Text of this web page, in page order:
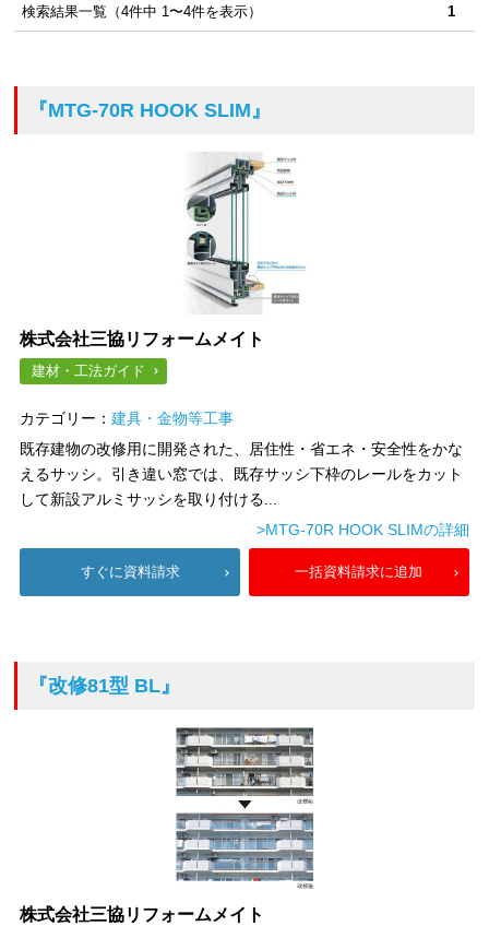
検索結果一覧（4件中 1〜4件を表示） 1
『MTG-70R HOOK SLIM』
株式会社三協リフォームメイト
建材・工法ガイド
カテゴリー：建具・金物等工事
既存建物の改修用に開発された、居住性・省エネ・安全性をかな
えるサッシ。引き違い窓では、既存サッシ下枠のレールをカット
して新設アルミサッシを取り付ける...
>MTG-70R HOOK SLIMの詳細
すぐに資料請求 一括資料請求に追加
『改修81型 BL』
株式会社三協リフォームメイト